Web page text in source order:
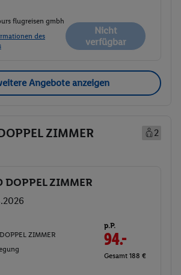
flugreisen gmbh
des
Nicht
verfügbar
Angebote anzeigen
ZIMMER
2
DOPPEL ZIMMER
ZIMMER
p.P.
94.-
Gesamt 188 €